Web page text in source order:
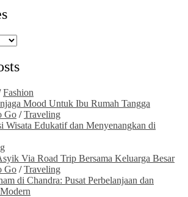
Fashion
Mood Untuk Ibu Rumah Tangga
Go /Traveling
Wisata Edukatif dan Menyenangkan di
Via Road Trip Bersama Keluarga Besar
Go /Traveling
di Chandra: Pusat Perbelanjaan dan